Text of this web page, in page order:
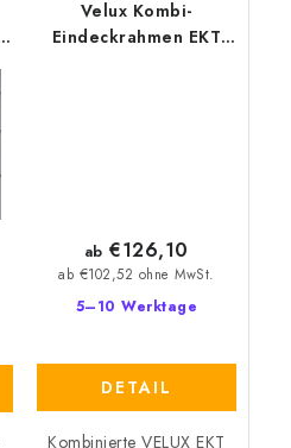
Velux Kombi-
Eindeckrahmen EKT
5–10 Werktage
ab €102,52 ohne MwSt.
ab €126,10
DETAIL
Kombinierte VELUX EKT